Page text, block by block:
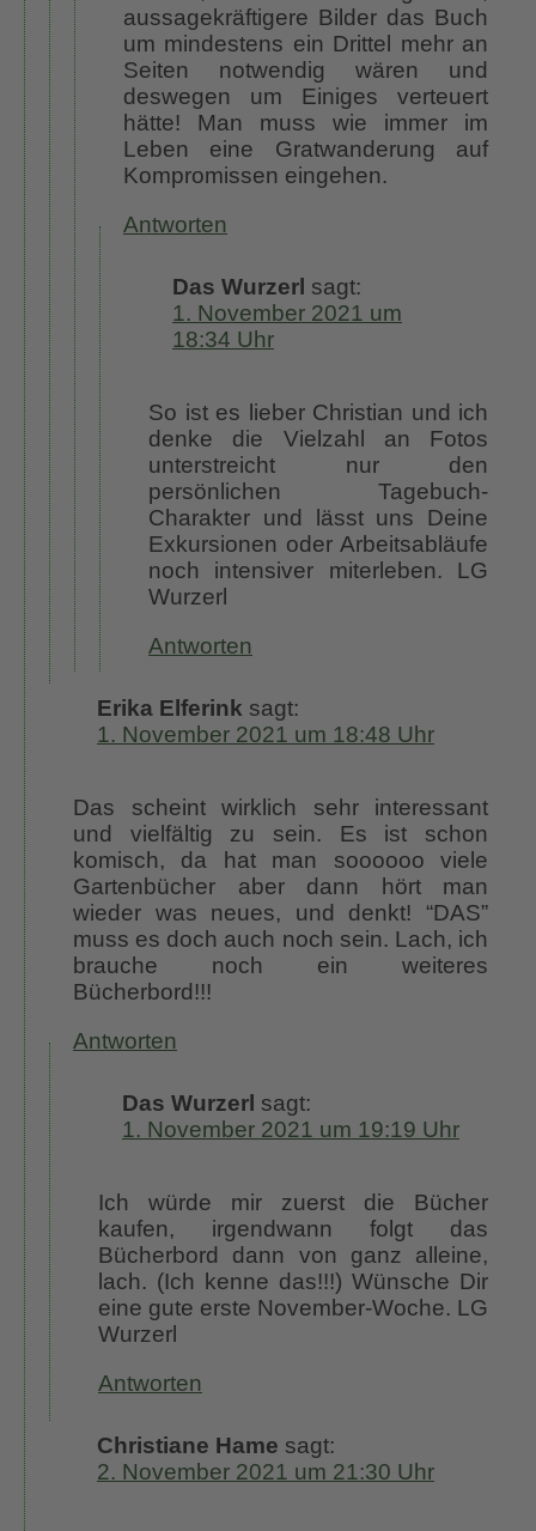
aussagekräftigere Bilder das Buch
um mindestens ein Drittel mehr an
Seiten notwendig wären und
deswegen um Einiges verteuert
hätte! Man muss wie immer im
Leben eine Gratwanderung auf
Kompromissen eingehen.
Antworten
Das Wurzerl sagt:
1. November 2021 um
18:34 Uhr
So ist es lieber Christian und ich
denke die Vielzahl an Fotos
unterstreicht nur den
persönlichen Tagebuch-
Charakter und lässt uns Deine
Exkursionen oder Arbeitsabläufe
noch intensiver miterleben. LG
Wurzerl
Antworten
Erika Elferink sagt:
1. November 2021 um 18:48 Uhr
Das scheint wirklich sehr interessant
und vielfältig zu sein. Es ist schon
komisch, da hat man soooooo viele
Gartenbücher aber dann hört man
wieder was neues, und denkt! “DAS”
muss es doch auch noch sein. Lach, ich
brauche noch ein weiteres
Bücherbord!!!
Antworten
Das Wurzerl sagt:
1. November 2021 um 19:19 Uhr
Ich würde mir zuerst die Bücher
kaufen, irgendwann folgt das
Bücherbord dann von ganz alleine,
lach. (Ich kenne das!!!) Wünsche Dir
eine gute erste November-Woche. LG
Wurzerl
Antworten
Christiane Hame sagt:
2. November 2021 um 21:30 Uhr